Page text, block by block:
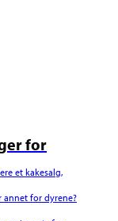
for
et kakesalg,
annet for dyrene?